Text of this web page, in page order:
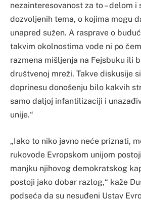
nezainteresovanost za to – delom
dozvoljenih tema, o kojima mogu
unapred sužen. A rasprave o
takvim okolnostima vode ni po
razmena mišljenja na Fejsbuku ili
društvenoj mreži. Takve diskusije
doprinesu donošenju bilo kakvih
samo daljoj infantilizaciji i
unije.“
„Iako to niko javno neće priznati,
rukovode Evropskom unijom
manjku njihovog demokratskog
postoji jako dobar razlog,“ kaže
podseća da su nesuđeni Ustav